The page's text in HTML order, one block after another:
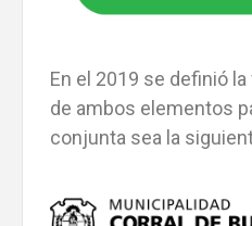
En el 2019 se definió
de ambos elementos
conjunta sea la